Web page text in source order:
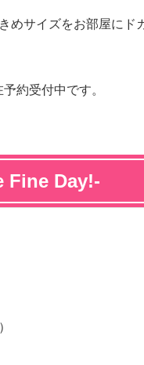
めサイズをお部屋にド
約受付中です。
Fine Day!-